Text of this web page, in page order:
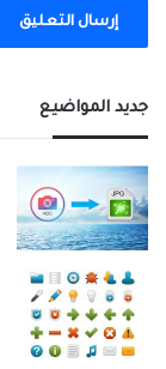
l
t
e
r
n
جديد المواضيع